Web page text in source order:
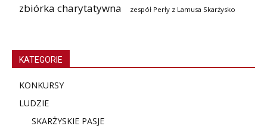
zbiórka charytatywna zespół Perły z Lamusa Skarżysko
KATEGORIE
KONKURSY
LUDZIE
SKARŻYSKIE PASJE